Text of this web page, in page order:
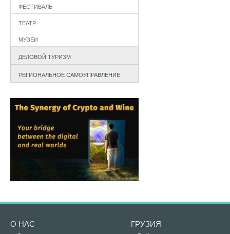
ФЕСТИВАЛЬ
ТЕАТР
МУЗЕИ
ДЕЛОВОЙ ТУРИЗМ
РЕГИОНАЛЬНОЕ САМОУПРАВЛЕНИЕ
О НАС ГРУЗИЯ